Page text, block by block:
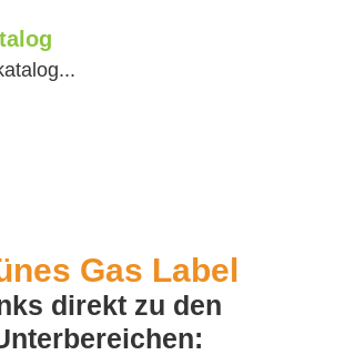
Gas Label
direkt zu den